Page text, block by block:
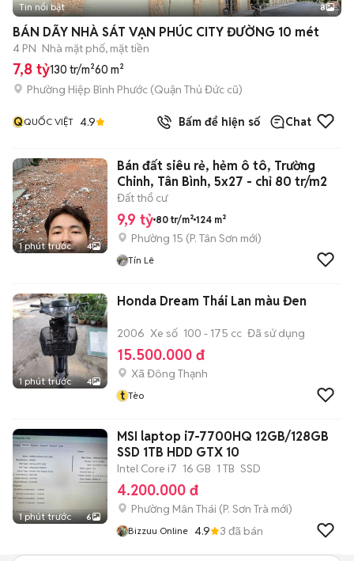
+2
Tin nổi bật 8
BÁN DÃY NHÀ SÁT VẠN PHÚC CITY ĐƯỜNG 10 mét
4 PN Nhà mặt phố, mặt tiền
7,8 tỷ130 tr/m²60 m²
Phường Hiệp Bình Phước (Quận Thủ Đức cũ)
QQUỐC VIỆT 4.9 Bấm để hiện số Chat
1 phút trước 4
Bán đất siêu rẻ, hẻm ô tô, Trường
Chinh, Tân Bình, 5x27 - chỉ 80 tr/m2
Đất thổ cư
9,9 tỷ 80 tr/m² 124 m²
Phường 15 (P. Tân Sơn mới)
Tín Lê
1 phút trước 4
Honda Dream Thái Lan màu Đen
2006 Xe số 100 - 175 cc Đã sử dụng
15.500.000 đ
Xã Đông Thạnh
t Tèo
1 phút trước 6
MSI laptop i7-7700HQ 12GB/128GB
SSD 1TB HDD GTX 10
Intel Core i7 16 GB 1 TB SSD
4.200.000 đ
Phường Mân Thái (P. Sơn Trà mới)
Bizzuu Online 4.9 3 đã bán